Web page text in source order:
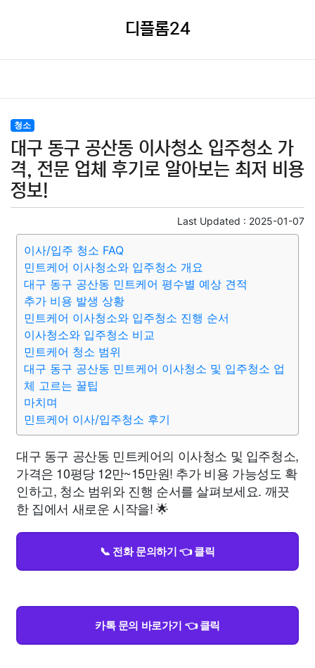
디플롬24
청소
대구 동구 공산동 이사청소 입주청소 가
격, 전문 업체 후기로 알아보는 최저 비용
정보!
Last Updated : 2025-01-07
이사/입주 청소 FAQ
민트케어 이사청소와 입주청소 개요
대구 동구 공산동 민트케어 평수별 예상 견적
추가 비용 발생 상황
민트케어 이사청소와 입주청소 진행 순서
이사청소와 입주청소 비교
민트케어 청소 범위
대구 동구 공산동 민트케어 이사청소 및 입주청소 업
체 고르는 꿀팁
마치며
민트케어 이사/입주청소 후기
대구 동구 공산동 민트케어의 이사청소 및 입주청소,
가격은 10평당 12만~15만원! 추가 비용 가능성도 확
인하고, 청소 범위와 진행 순서를 살펴보세요. 깨끗
한 집에서 새로운 시작을! 🌟
📞 전화 문의하기 👈 클릭
카톡 문의 바로가기 👈 클릭